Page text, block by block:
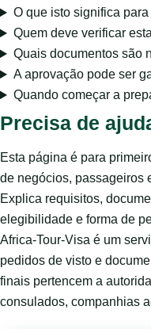
O que isto significa
Quem deve verificar
Quais documentos são
A aprovação pode ser
Quando começar a
Precisa de
Esta página é para
de negócios, passageiros
Explica requisitos,
elegibilidade e forma de
Africa-Tour-Visa é um
pedidos de visto e
finais pertencem a
consulados, companhias